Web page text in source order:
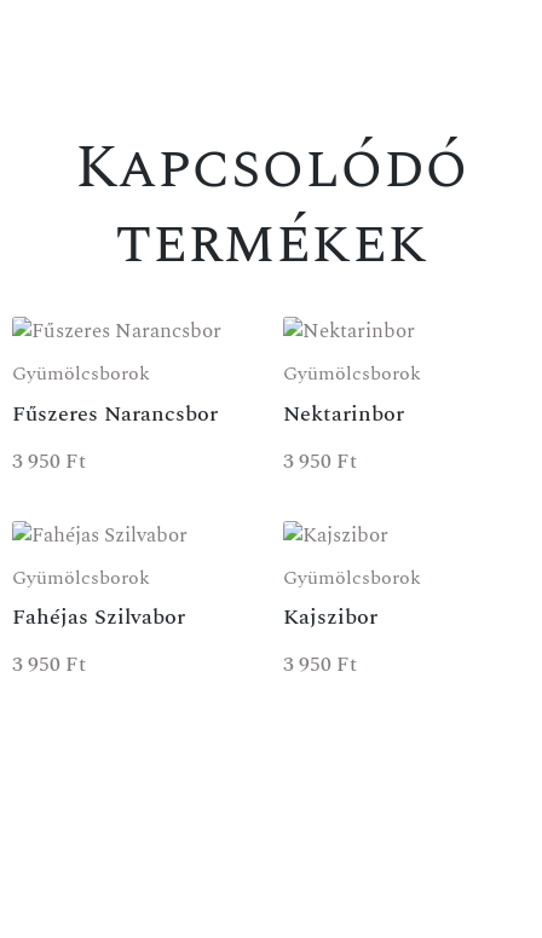
Kapcsolódó
termékek
Gyümölcsborok
Fűszeres Narancsbor
3 950 Ft
Gyümölcsborok
Nektarinbor
3 950 Ft
Gyümölcsborok
Fahéjas Szilvabor
3 950 Ft
Gyümölcsborok
Kajszibor
3 950 Ft